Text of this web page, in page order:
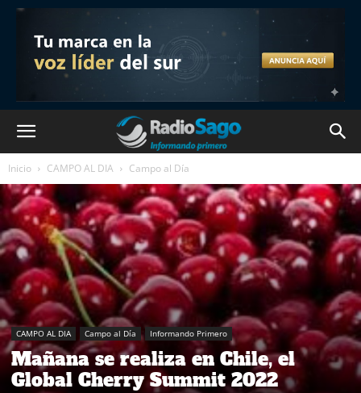
Inicio CAMPO AL DIA Campo al Día
CAMPO AL DIA Campo al Día Informando Primero
Mañana se realiza en Chile, el
Global Cherry Summit 2022